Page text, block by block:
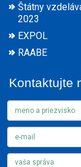
Štátny
2023
EXPOL
RAABE
Kontaktujte